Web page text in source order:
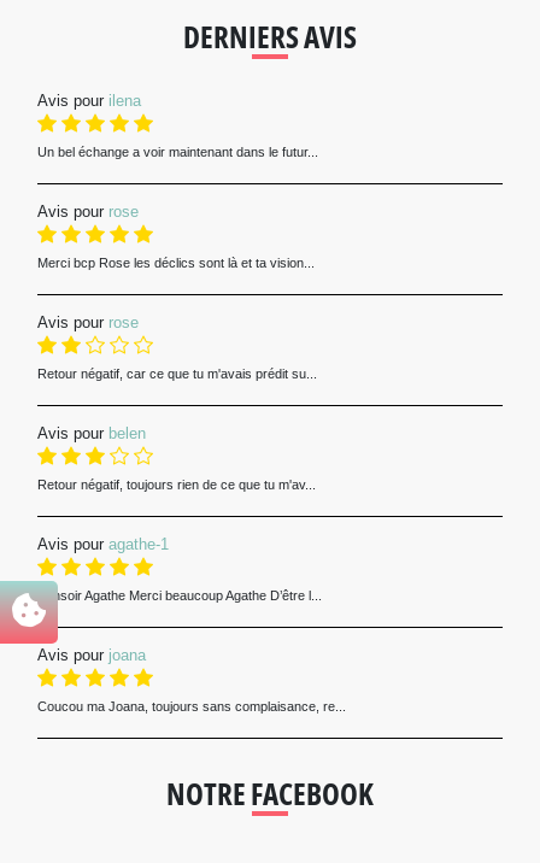
DERNIERS AVIS
Avis pour ilena
Un bel échange a voir maintenant dans le futur...
Avis pour rose
Merci bcp Rose les déclics sont là et ta vision...
Avis pour rose
Retour négatif, car ce que tu m'avais prédit su...
Avis pour belen
Retour négatif, toujours rien de ce que tu m'av...
Avis pour agathe-1
Bonsoir Agathe Merci beaucoup Agathe D’être l...
Avis pour joana
Coucou ma Joana, toujours sans complaisance, re...
NOTRE FACEBOOK